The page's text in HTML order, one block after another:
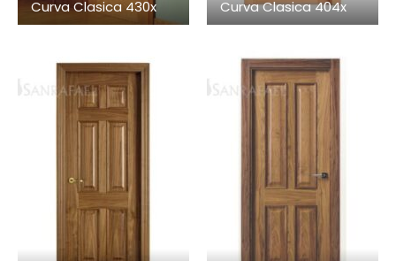
Curva Clasica 430x
Curva Clasica 404x